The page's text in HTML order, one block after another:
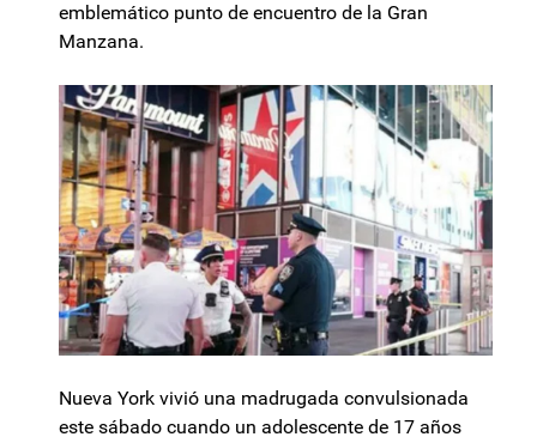
emblemático punto de encuentro de la Gran
Manzana.
Nueva York vivió una madrugada convulsionada
este sábado cuando un adolescente de 17 años